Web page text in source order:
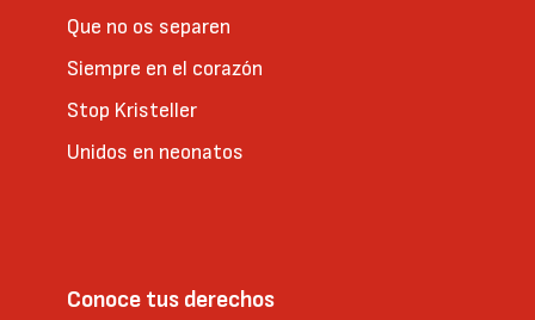
Que no os separen
Siempre en el corazón
Stop Kristeller
Unidos en neonatos
Conoce tus derechos